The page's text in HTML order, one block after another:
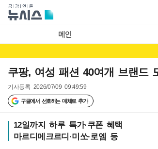
메인
쿠팡, 여성 패션 40여개 브랜드
기사등록 2026/07/09 09:49:59
구글에서 선호하는 매체로 추가
12일까지 하루 특가·쿠폰 혜택
마르디메크르디·미쏘·로엠 등